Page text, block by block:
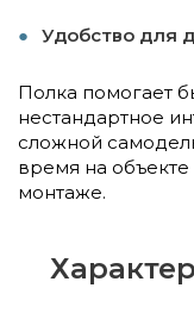
Удобство для
Полка помогает
нестандартное
сложной
время на
монтаже.